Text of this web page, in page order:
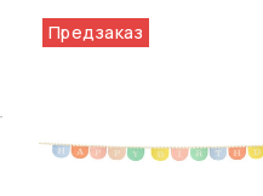
Предзаказ